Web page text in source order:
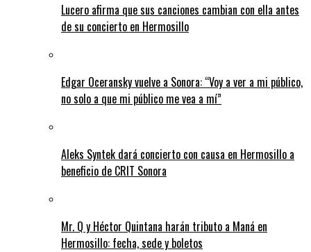
Lucero afirma que sus canciones cambian con ella antes
de su concierto en Hermosillo
Edgar Oceransky vuelve a Sonora: “Voy a ver a mi público,
no solo a que mi público me vea a mí”
Aleks Syntek dará concierto con causa en Hermosillo a
beneficio de CRIT Sonora
Mr. Q y Héctor Quintana harán tributo a Maná en
Hermosillo: fecha, sede y boletos